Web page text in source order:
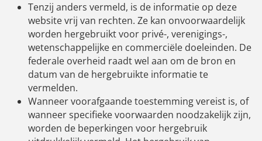
Tenzij anders vermeld, is de informatie op deze
website vrij van rechten. Ze kan onvoorwaardelijk
worden hergebruikt voor privé-, verenigings-,
wetenschappelijke en commerciële doeleinden. De
federale overheid raadt wel aan om de bron en
datum van de hergebruikte informatie te
vermelden.
Wanneer voorafgaande toestemming vereist is, of
wanneer specifieke voorwaarden noodzakelijk zijn,
worden de beperkingen voor hergebruik